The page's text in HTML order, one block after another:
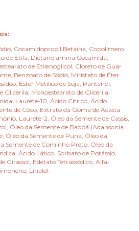
Cocamidopropil Betaína, Copolímero
de Etila, Dietanolamina Cocamida,
de Etilenoglicol, Cloreto de Guar
Benzoato de Sódio, Miristato de Éter
Éster Metílico de Soja, Pantenol,
Glicerila, Monoestearato de Glicerila,
Laurete-10, Ácido Cítrico, Ácido
de Coco, Extrato da Goma de Acacia
Laurete-2, Óleo da Semente de Cassis,
Óleo da Semente de Baobá (Adansonia
Óleo da Semente de Puna, Óleo da
Semente de Cominho Preto, Óleo da
Ácido Lático, Sorbato de Potássio,
Girassol, Edetato Tetrassódico, Alfa-
Linalol.